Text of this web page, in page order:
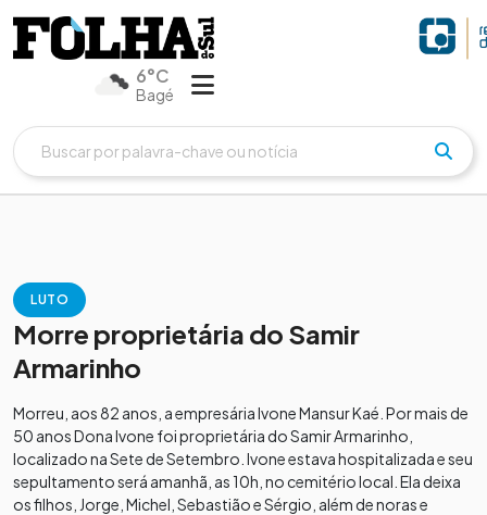
6°C
Bagé
LUTO
Morre proprietária do Samir
Armarinho
Morreu, aos 82 anos, a empresária Ivone Mansur Kaé. Por mais de
50 anos Dona Ivone foi proprietária do Samir Armarinho,
localizado na Sete de Setembro. Ivone estava hospitalizada e seu
sepultamento será amanhã, as 10h, no cemitério local. Ela deixa
os filhos, Jorge, Michel, Sebastião e Sérgio, além de noras e